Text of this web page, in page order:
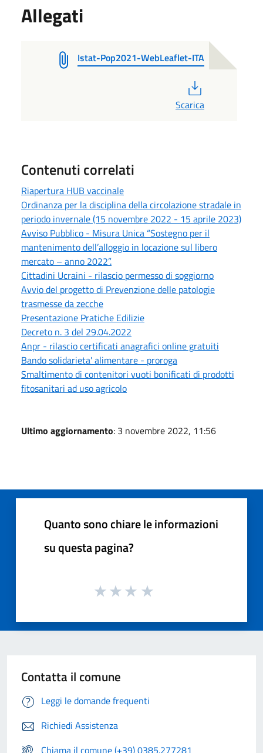
Allegati
Istat-Pop2021-WebLeaflet-ITA
Scarica
Contenuti correlati
Riapertura HUB vaccinale
Ordinanza per la disciplina della circolazione stradale in
periodo invernale (15 novembre 2022 - 15 aprile 2023)
Avviso Pubblico - Misura Unica “Sostegno per il
mantenimento dell’alloggio in locazione sul libero
mercato – anno 2022”.
Cittadini Ucraini - rilascio permesso di soggiorno
Avvio del progetto di Prevenzione delle patologie
trasmesse da zecche
Presentazione Pratiche Edilizie
Decreto n. 3 del 29.04.2022
Anpr - rilascio certificati anagrafici online gratuiti
Bando solidarieta' alimentare - proroga
Smaltimento di contenitori vuoti bonificati di prodotti
fitosanitari ad uso agricolo
Ultimo aggiornamento: 3 novembre 2022, 11:56
Quanto sono chiare le informazioni
su questa pagina?
Contatta il comune
Leggi le domande frequenti
Richiedi Assistenza